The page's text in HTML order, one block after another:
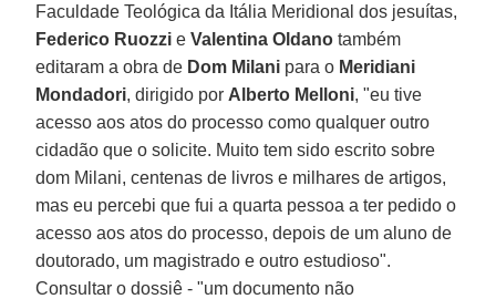
Faculdade Teológica da Itália Meridional dos jesuítas,
Federico Ruozzi eValentina Oldano também
editaram a obra de Dom Milani para o Meridiani
Mondadori, dirigido por Alberto Melloni, "eu tive
acesso aos atos do processo como qualquer outro
cidadão que o solicite. Muito tem sido escrito sobre
dom Milani, centenas de livros e milhares de artigos,
mas eu percebi que fui a quarta pessoa a ter pedido o
acesso aos atos do processo, depois de um aluno de
doutorado, um magistrado e outro estudioso".
Consultar o dossiê - "um documento não